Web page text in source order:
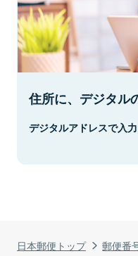
日本郵便トップ 郵便番
住所に、デジタル
デジタルアドレスで入